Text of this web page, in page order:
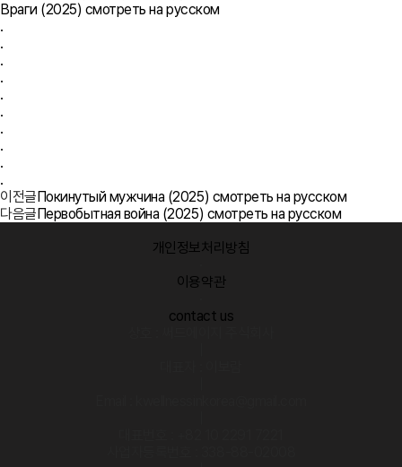
Враги (2025) смотреть на русском
.
.
.
.
.
.
.
.
.
.
이전글Покинутый мужчина (2025) смотреть на русском
다음글Первобытная война (2025) смотреть на русском
개인정보처리방침
이용약관
contact us